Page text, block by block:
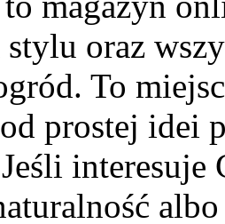
oraz
To
prostej idei
interesuje